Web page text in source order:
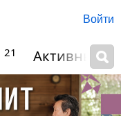
Войти
21 Активный